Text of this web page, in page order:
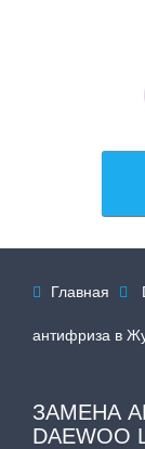
 Главная 
антифриза в
ЗАМЕНА
DAEWOO